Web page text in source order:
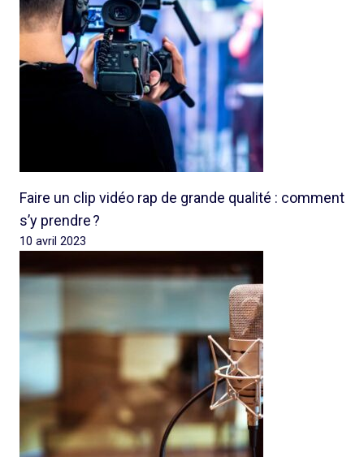
Faire un clip vidéo rap de grande qualité : comment
s’y prendre ?
10 avril 2023